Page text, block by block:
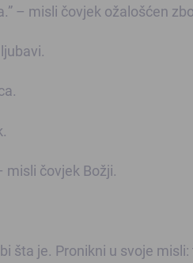
– misli čovjek ožalošćen
misli čovjek Božji.
šta je. Pronikni u svoje